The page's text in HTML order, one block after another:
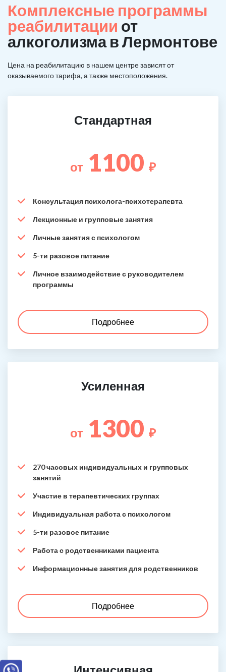
Комплексные программы
реабилитации от
алкоголизма в Лермонтове
Цена на реабилитацию в нашем центре зависят от
оказываемого тарифа, а также местоположения.
Стандартная
от 1100 ₽
Консультация психолога-психотерапевта
Лекционные и групповые занятия
Личные занятия с психологом
5-ти разовое питание
Личное взаимодействие с руководителем
программы
Подробнее
Усиленная
от 1300 ₽
270 часовых индивидуальных и групповых
занятий
Участие в терапевтических группах
Индивидуальная работа с психологом
5-ти разовое питание
Работа с родственниками пациента
Информационные занятия для родственников
Подробнее